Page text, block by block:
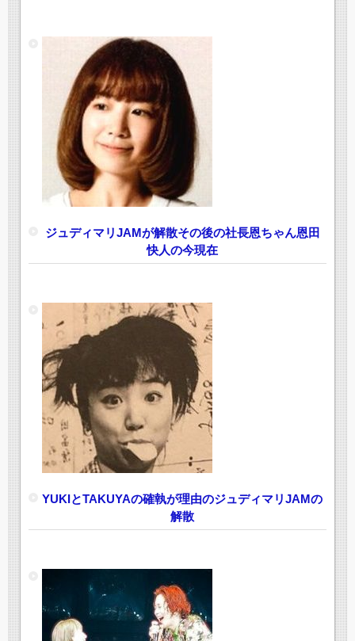
ジュディマリJAMが解散その後の社長恩ちゃん恩田
快人の今現在
YUKIとTAKUYAの確執が理由のジュディマリJAMの
解散